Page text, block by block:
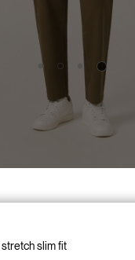
stretch slim fit